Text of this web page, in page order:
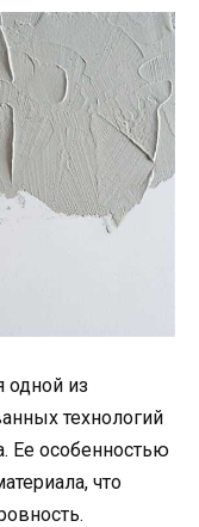
одной из
технологий
Ее особенностью
что